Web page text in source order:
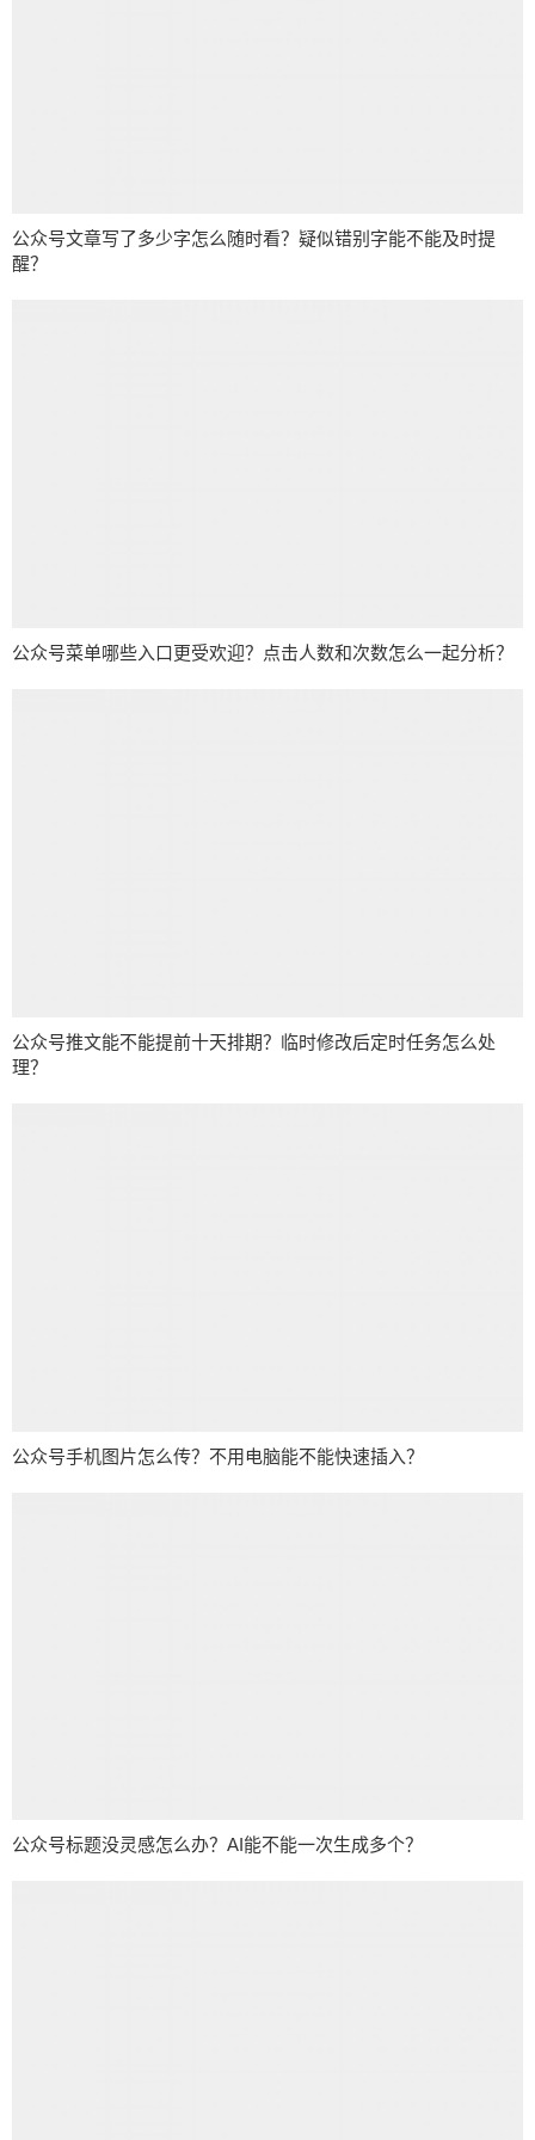
公众号文章写了多少字怎么随时看？疑似错别字能不能及时提
醒？
公众号菜单哪些入口更受欢迎？点击人数和次数怎么一起分析？
公众号推文能不能提前十天排期？临时修改后定时任务怎么处
理？
公众号手机图片怎么传？不用电脑能不能快速插入？
公众号标题没灵感怎么办？AI能不能一次生成多个？